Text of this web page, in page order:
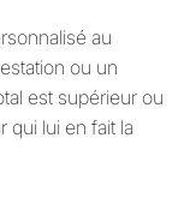
au
ou un
est supérieur ou
qui lui en fait la